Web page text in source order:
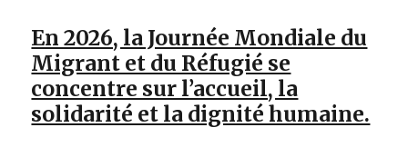
En 2026, la Journée Mondiale du
Migrant et du Réfugié se
concentre sur l’accueil, la
solidarité et la dignité humaine.